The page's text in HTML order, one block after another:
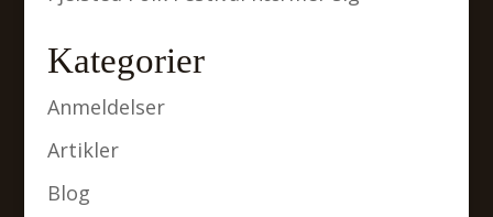
Kategorier
Anmeldelser
Artikler
Blog